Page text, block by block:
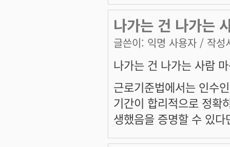
나가는 건 나가는
글쓴이: 익명 사용자 / 작성
나가는 건 나가는 사람
근로기준법에서는 인수
기간이 합리적으로 정확
생했음을 증명할 수 있